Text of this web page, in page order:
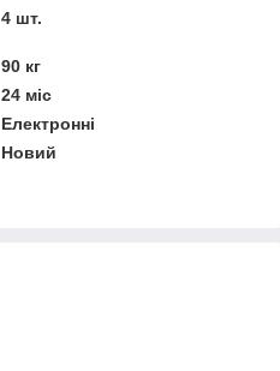
4 шт.
90 кг
24 міс
Електронні
Новий